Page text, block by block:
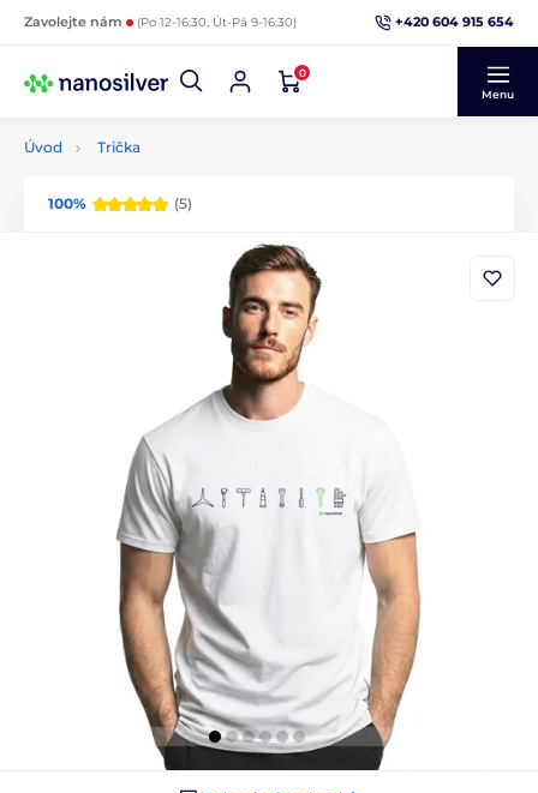
Zavolejte nám (Po 12-16:30, Út-Pá 9-16:30) +420 604 915 654
0
Menu
Úvod Trička
100% (5)